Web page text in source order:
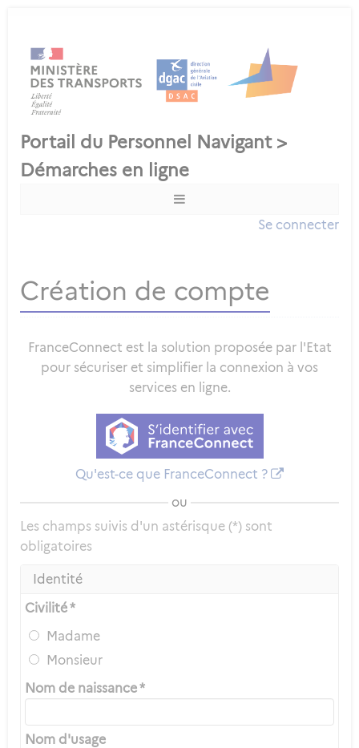
Se connecter
Création de compte
FranceConnect est la solution proposée par l'Etat
pour sécuriser et simplifier la connexion à vos
services en ligne.
Qu'est-ce que FranceConnect ?
ou
Les champs suivis d'un astérisque (*) sont
obligatoires
Identité
Civilité *
Madame
Monsieur
Nom de naissance *
Nom d'usage